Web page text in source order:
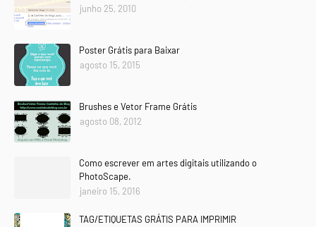
junho 25, 2010
Poster Grátis para Baixar
agosto 15, 2015
Brushes e Vetor Frame Grátis
agosto 08, 2012
Como escrever em artes digitais utilizando o
PhotoScape.
janeiro 15, 2016
TAG/ETIQUETAS GRÁTIS PARA IMPRIMIR